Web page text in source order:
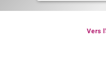
Vers